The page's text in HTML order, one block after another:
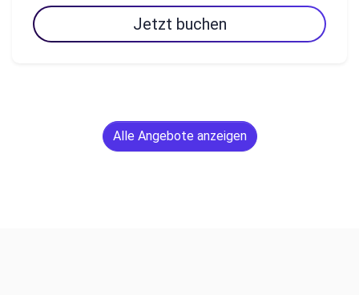
Jetzt buchen
Alle Angebote anzeigen